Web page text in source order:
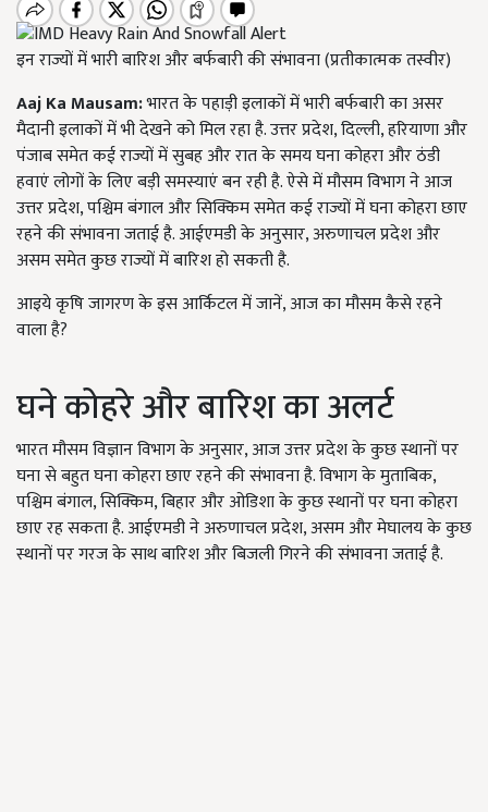
इन राज्यों में भारी बारिश और बर्फबारी की संभावना (प्रतीकात्मक तस्वीर)
Aaj Ka Mausam:भारत के पहाड़ी इलाकों में भारी बर्फबारी का असर
मैदानी इलाकों में भी देखने को मिल रहा है. उत्तर प्रदेश, दिल्ली, हरियाणा और
पंजाब समेत कई राज्यों में सुबह और रात के समय घना कोहरा और ठंडी
हवाएं लोगों के लिए बड़ी समस्याएं बन रही है. ऐसे में मौसम विभाग ने आज
उत्तर प्रदेश, पश्चिम बंगाल और सिक्किम समेत कई राज्यों में घना कोहरा छाए
रहने की संभावना जताई है. आईएमडी के अनुसार, अरुणाचल प्रदेश और
असम समेत कुछ राज्यों में बारिश हो सकती है.
आइये कृषि जागरण के इस आर्किटल में जानें, आज का मौसम कैसे रहने
वाला है?
घने कोहरे और बारिश का अलर्ट
भारत मौसम विज्ञान विभाग के अनुसार, आज उत्तर प्रदेश के कुछ स्थानों पर
घना से बहुत घना कोहरा छाए रहने की संभावना है. विभाग के मुताबिक,
पश्चिम बंगाल, सिक्किम, बिहार और ओडिशा के कुछ स्थानों पर घना कोहरा
छाए रह सकता है. आईएमडी ने अरुणाचल प्रदेश, असम और मेघालय के कुछ
स्थानों पर गरज के साथ बारिश और बिजली गिरने की संभावना जताई है.